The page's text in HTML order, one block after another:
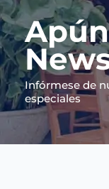
Infórmese de
especiales